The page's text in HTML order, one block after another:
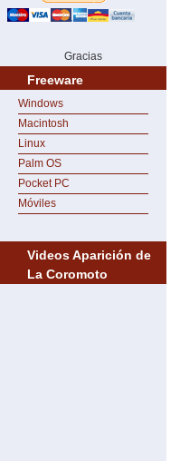
Gracias
Freeware
Windows
Macintosh
Linux
Palm OS
Pocket PC
Móviles
Videos Aparición de
La Coromoto